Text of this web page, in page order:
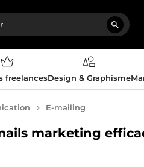
freelancesDesign & Graphisme
E-mailing
marketing